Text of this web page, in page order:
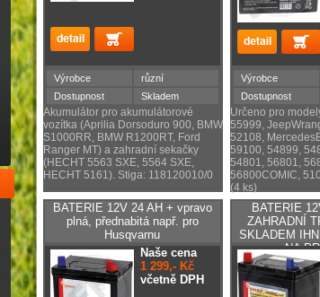
Výrobce
různí
Dostupnost
Skladem
Akumulátor pro akumulátorové
vozítka (Aprilia Dorsoduro 900, BMW
S1000RR, BMW R1200RT, Ford
Ranger MT) a zahradní sekačky
(HECHT 5563 SXE, 5564 SXE,
HECHT 5161). Stiga: 118120010/0
Výrobce
Dostupnost
Určeno pro
55999,
52108,
59100, 54899,
54801, 56801,
56800COMIC,
(4 ks)
BATERIE 12V 24 AH + vpravo
plná, přednabitá např. pro
Husqvarnu
Naše cena
1 299,- Kč
včetně DPH
BATERIE
ZAHRADNÍ
SKLADEM
NA